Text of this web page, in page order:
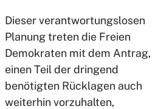
Dieser verantwortungslosen
Planung treten die Freien
Demokraten mit dem Antrag,
einen Teil der dringend
benötigten Rücklagen auch
weiterhin vorzuhalten,